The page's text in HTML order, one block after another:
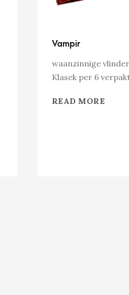
Vampir
waanzinnige
Klasek per 6
READ MORE